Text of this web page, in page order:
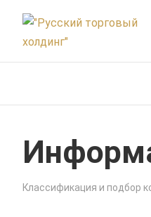
Классификация и подбор